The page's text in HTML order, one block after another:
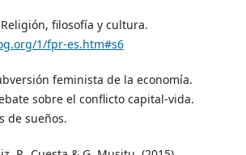
Religión, filosofía y cultura.
1/fpr-es.htm#s6
feminista de la economía.
sobre el conflicto capital-vida.
de sueños.